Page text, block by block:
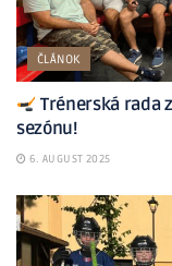
ČLÁNOK
Trénerská rada
sezónu!
6. AUGUST 2025